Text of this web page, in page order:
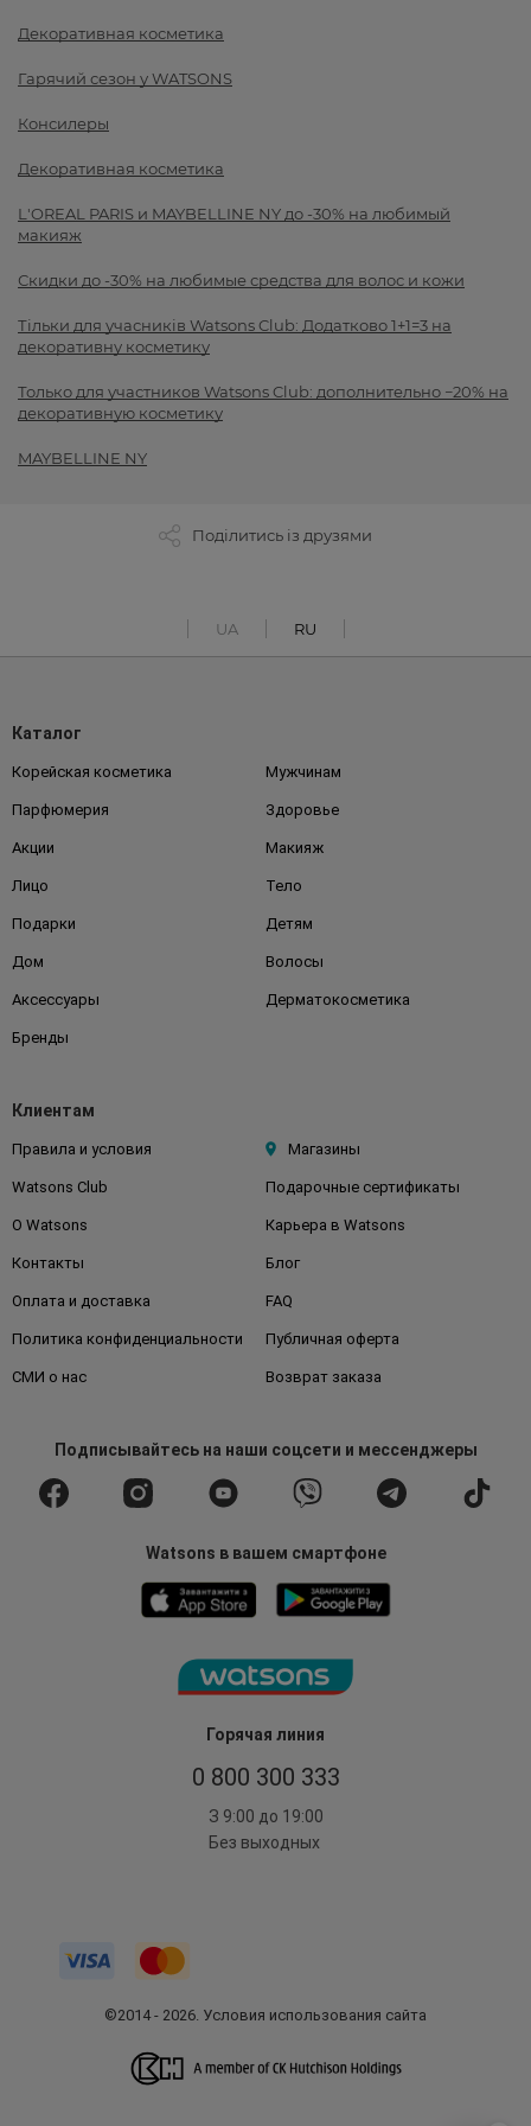
Декоративная косметика
Гарячий сезон у WATSONS
Консилеры
Декоративная косметика
L'OREAL PARIS и MAYBELLINE NY до -30% на любимый
макияж
Скидки до -30% на любимые средства для волос и кожи
Тільки для учасників Watsons Club: Додатково 1+1=3 на
декоративну косметику
Только для участников Watsons Club: дополнительно −20% на
декоративную косметику
MAYBELLINE NY
Поділитись із друзями
UA RU
Горячая линия
0 800 300 333
З 9:00 до 19:00
Без выходных
Каталог
Корейская косметика Мужчинам
Парфюмерия Здоровье
Акции Макияж
Лицо Тело
Подарки Детям
Дом Волосы
Аксессуары Дерматокосметика
Бренды
Клиентам
Правила и условия Магазины
Watsons Club Подарочные сертификаты
О Watsons Карьера в Watsons
Контакты Блог
Оплата и доставка FAQ
Политика конфиденциальности Публичная оферта
СМИ о нас Возврат заказа
Подписывайтесьна наши соцсети и мессенджеры
Watsons в вашем смартфоне
©2014 - 2026. Условия использования сайта